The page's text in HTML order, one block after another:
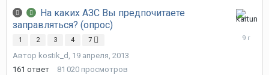
На каких АЗС Вы предпочитаете
заправляться? (опрос)
1 2 3 4 7
Автор kostik_d , 19 апреля, 2013
161 ответ 81 020 просмотров
16
июля,